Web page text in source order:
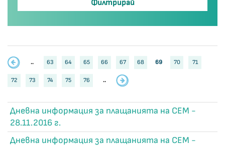
.. 63 64 65 66 67 68 69 70 71
72 73 74 75 76 ..
Дневна информация за плащанията на СЕМ -
28.11.2016 г.
Дневна информация за плащанията на СЕМ -